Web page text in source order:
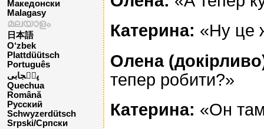
Македонски
Malagasy
മലയാളം
日本語
O‘zbek
Plattdüütsch
Português
پن٘جابی
Quechua
Română
Русский
Schwyzerdütsch
Srpski/Српски
Катерина: «Ну це
Олена
тепер робити?»
Катерина: «Он там